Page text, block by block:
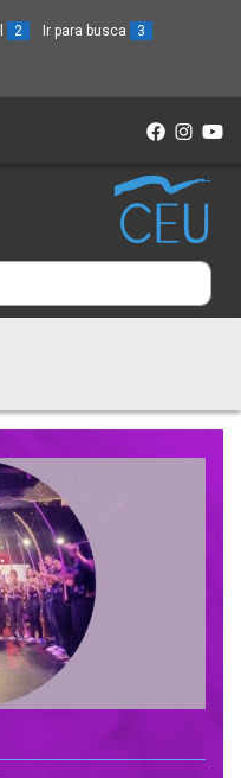
2 Ir para busca 3